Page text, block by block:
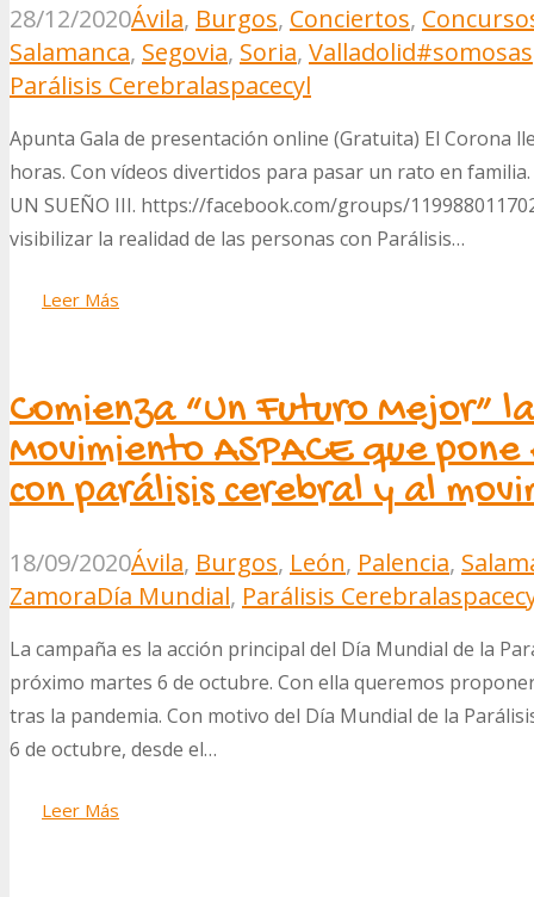
28/12/2020Ávila, Burgos, Conciertos,
Salamanca, Segovia, Soria, Valladolid
Parálisis Cerebralaspacecyl
Apunta Gala de presentación online (Gratuita) El Corona
horas. Con vídeos divertidos para pasar un rato en
UN SUEÑO III. https://facebook.com/groups/
visibilizar la realidad de las personas con Parálisis…
Leer Más
Comienza “Un Futuro Mejor”
Movimiento ASPACE que
con parálisis cerebral y al
18/09/2020Ávila, Burgos, León, Palencia,
ZamoraDía Mundial, Parálisis Cerebral
La campaña es la acción principal del Día Mundial de la
próximo martes 6 de octubre. Con ella queremos
tras la pandemia. Con motivo del Día Mundial de la
6 de octubre, desde el…
Leer Más